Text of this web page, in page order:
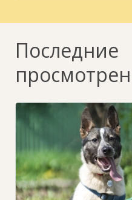
Последние